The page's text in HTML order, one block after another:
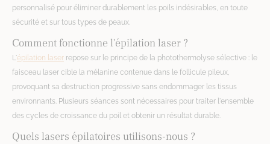
personnalisé pour éliminer durablement les poils indésirables, en toute
sécurité et sur tous types de peaux.
Comment fonctionne l'épilation laser ?
L'épilation laser repose sur le principe de la photothermolyse sélective : le
faisceau laser cible la mélanine contenue dans le follicule pileux,
provoquant sa destruction progressive sans endommager les tissus
environnants. Plusieurs séances sont nécessaires pour traiter l'ensemble
des cycles de croissance du poil et obtenir un résultat durable.
Quels lasers épilatoires utilisons-nous ?